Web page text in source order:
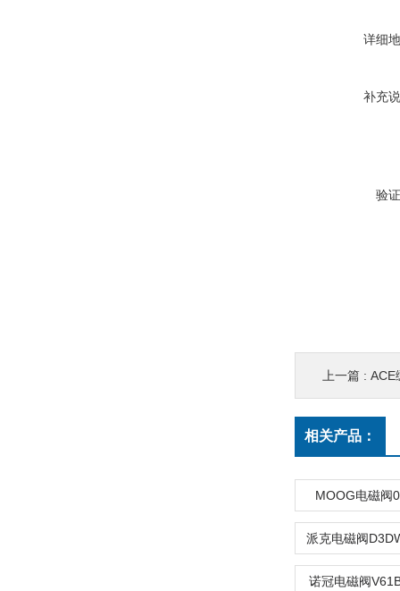
详细
补充
验
上一篇 : ACE
相关产品：
MOOG电磁阀
诺冠电磁阀